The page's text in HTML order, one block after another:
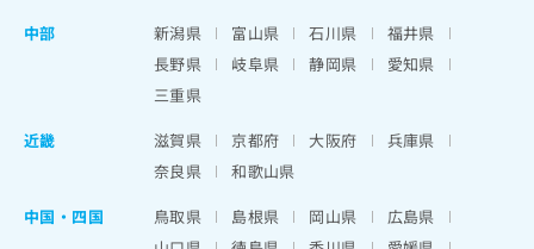
中部
新潟県 富山県 石川県
福井県
長野県
岐阜県 静岡県
愛知県
三重県
近畿
滋賀県 京都府 大阪府
兵庫県
奈良県
和歌山県
中国・四国
鳥取県 島根県 岡山県
広島県